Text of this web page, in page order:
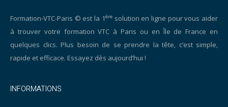
Formation-VTC-Paris © est la 1èresolution en ligne pour vous aider
à trouver votre formation VTC à Paris ou en Île de France en
quelques clics. Plus besoin de se prendre la tête, c’est simple,
rapide et efficace. Essayez dès aujourd’hui !
INFORMATIONS